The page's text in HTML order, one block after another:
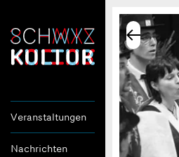
Veranstaltungen
Nachrichten